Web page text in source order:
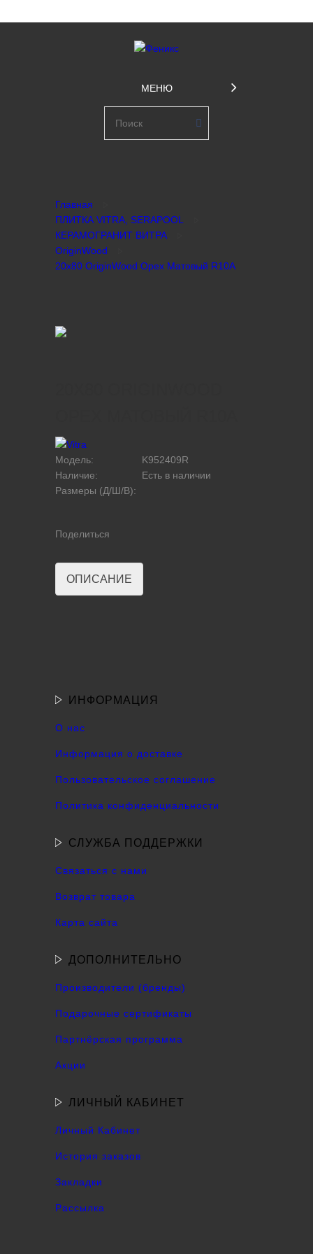
МЕНЮ
Главная
ПЛИТКА VITRA, SERAPOOL
КЕРАМОГРАНИТ ВИТРА
OriginWood
20x80 OriginWood Ореx Матовый R10A
Модель:
K952409R
Наличие:
Есть в наличии
Размеры (Д/Ш/В):
Поделиться
ОПИСАНИЕ
ИНФОРМАЦИЯ
О нас
Информация о доставке
Пользовательское соглашение
Политика конфиденциальности
СЛУЖБА ПОДДЕРЖКИ
Связаться с нами
Возврат товара
Карта сайта
ДОПОЛНИТЕЛЬНО
Производители (бренды)
Подарочные сертификаты
Партнёрская программа
Акции
ЛИЧНЫЙ КАБИНЕТ
Личный Кабинет
История заказов
Закладки
Рассылка